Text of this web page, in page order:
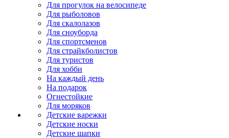
Для прогулок на велосипеде
Для рыболовов
Для скалолазов
Для сноуборда
Для спортсменов
Для страйкболистов
Для туристов
Для хобби
На каждый день
На подарок
Огнестойкие
Для моряков
Детские варежки
Детские носки
Детские шапки